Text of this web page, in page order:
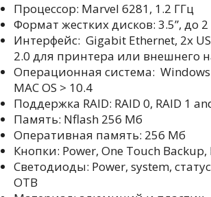
Процессор: Marvel 6281, 1.2 ГГц
Формат жестких дисков: 3.5”, до 2
Интерфейс: Gigabit Ethernet, 2x
2.0 для принтера или внешнего
Операционная система: Windows
MAC OS > 10.4
Поддержка RAID: RAID 0, RAID 1
Память: Nflash 256 Mб
Оперативная память: 256 Mб
Кнопки: Power, One Touch Backup,
Светодиоды: Power, system,
OTB